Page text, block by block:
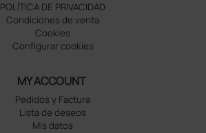
POLÍTICA DE PRIVACIDAD
Condiciones de venta
Cookies
Configurar cookies
MY ACCOUNT
Pedidos y Factura
Lista de deseos
Mis datos